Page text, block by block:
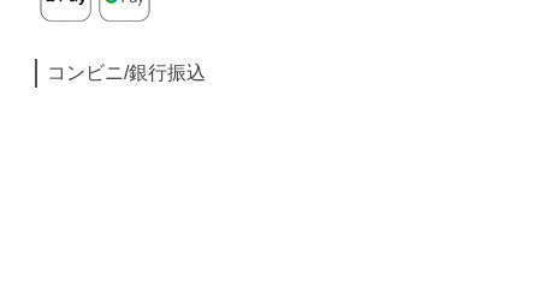
コンビニ/銀行振込